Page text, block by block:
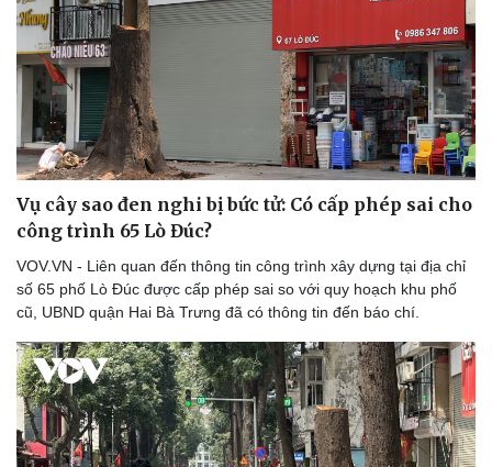
Vụ cây sao đen nghi bị bức tử: Có cấp phép sai cho
công trình 65 Lò Đúc?
VOV.VN - Liên quan đến thông tin công trình xây dựng tại địa chỉ
số 65 phố Lò Đúc được cấp phép sai so với quy hoạch khu phố
cũ, UBND quận Hai Bà Trưng đã có thông tin đến báo chí.